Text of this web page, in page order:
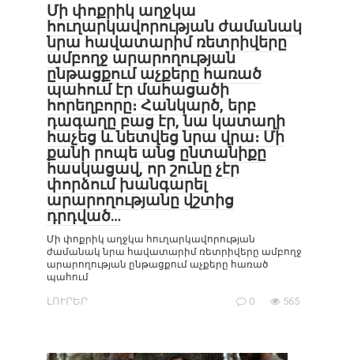
Մի փոքրիկ աղջկա
հուղարկավորության ժամանակ
նրա հավատարիմ ռետրիվերը
ամբողջ արարողության
ընթացքում աչքերը հառած
պահում էր մահացածի
հորեղբորը։ Հանկարծ, երբ
դագաղը բաց էր, նա կատաղի
հաչեց և նետվեց նրա վրա։ Մի
քանի րոպե անց ընտանիքը
հասկացավ, որ շունը չէր
փորձում խանգարել
արարողությանը վշտից
դրդված…
Մի փոքրիկ աղջկա հուղարկավորության
ժամանակ նրա հավատարիմ ռետրիվերը ամբողջ
արարողության ընթացքում աչքերը հառած
պահում
ԼՈՒՐԵՐ 0 565